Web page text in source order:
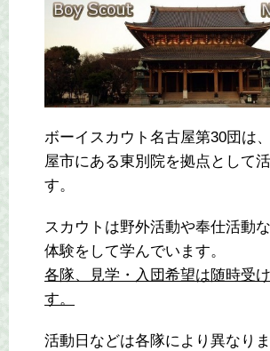
ボーイスカウト名古屋第30団は
屋市にある東別院を拠点として
す。
スカウトは野外活動や奉仕活動
体験をして学んでいます。
各隊、見学・入団希望は随時受
す。
活動日などは各隊により異なりま